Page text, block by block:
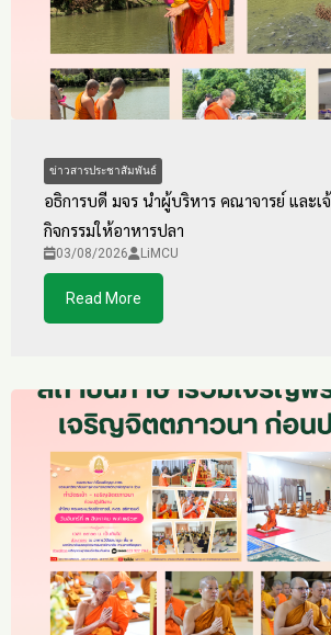
ข่าวสารประชาสัมพันธ์
อธิการบดี มจร นำผู้บริหาร คณาจารย์ และเ
กิจกรรมให้อาหารปลา
03/08/2026 LiMCU
Read More